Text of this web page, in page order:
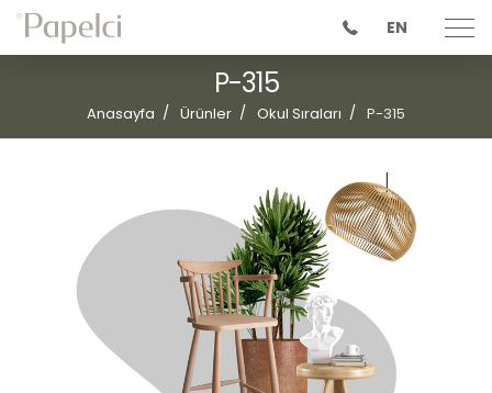
EN
P-315
Anasayfa Ürünler Okul Sıraları P-315